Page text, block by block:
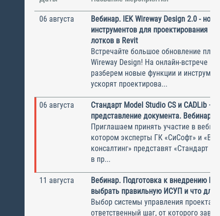
06 августа
Вебинар. IEK Wireway Design 2.0 -
инструментов для проектирования
лотков в Revit
Встречайте большое обновление
Wireway Design! На онлайн-встрече
разберем новые функции и
ускорят проектирова...
06 августа
Стандарт Model Studio CS и CADLib —
представление документа. Вебинар
Приглашаем принять участие в
котором эксперты ГК «СиСофт» и
консалтинг» представят «Стандарт
в пр...
11 августа
Вебинар. Подготовка к внедрению
выбрать правильную ИСУП и что для
Выбор системы управления
ответственный шаг, от которого